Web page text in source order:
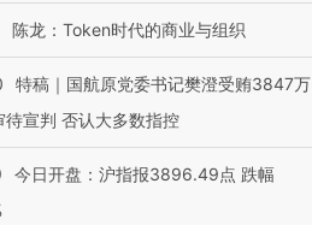
陈龙：Token时代的商业与组织
特稿｜国航原党委书记樊澄受贿3847万
待宣判 否认大多数指控
今日开盘：沪指报3896.49点 跌幅